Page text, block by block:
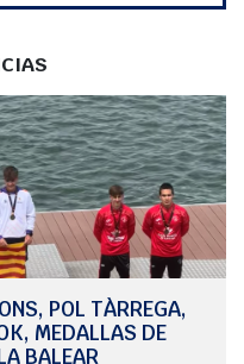
firmaron juntas, sin duda
intereses menorquines.
Carbajo, también en K2 500
B. Las cuatro mahonesas
la cuarta posición absoluta
de saber si será citada
sub-23, acabó 6ª de
5ª en la final B, siendo sus
del Marítimo.Ana Carreras y
Djamila logró un 8º en el K1
la 17 de España. Ana Hizo
las finales. En los 500
POL TÀRREGA,
MEDALLAS DE
BALEAR